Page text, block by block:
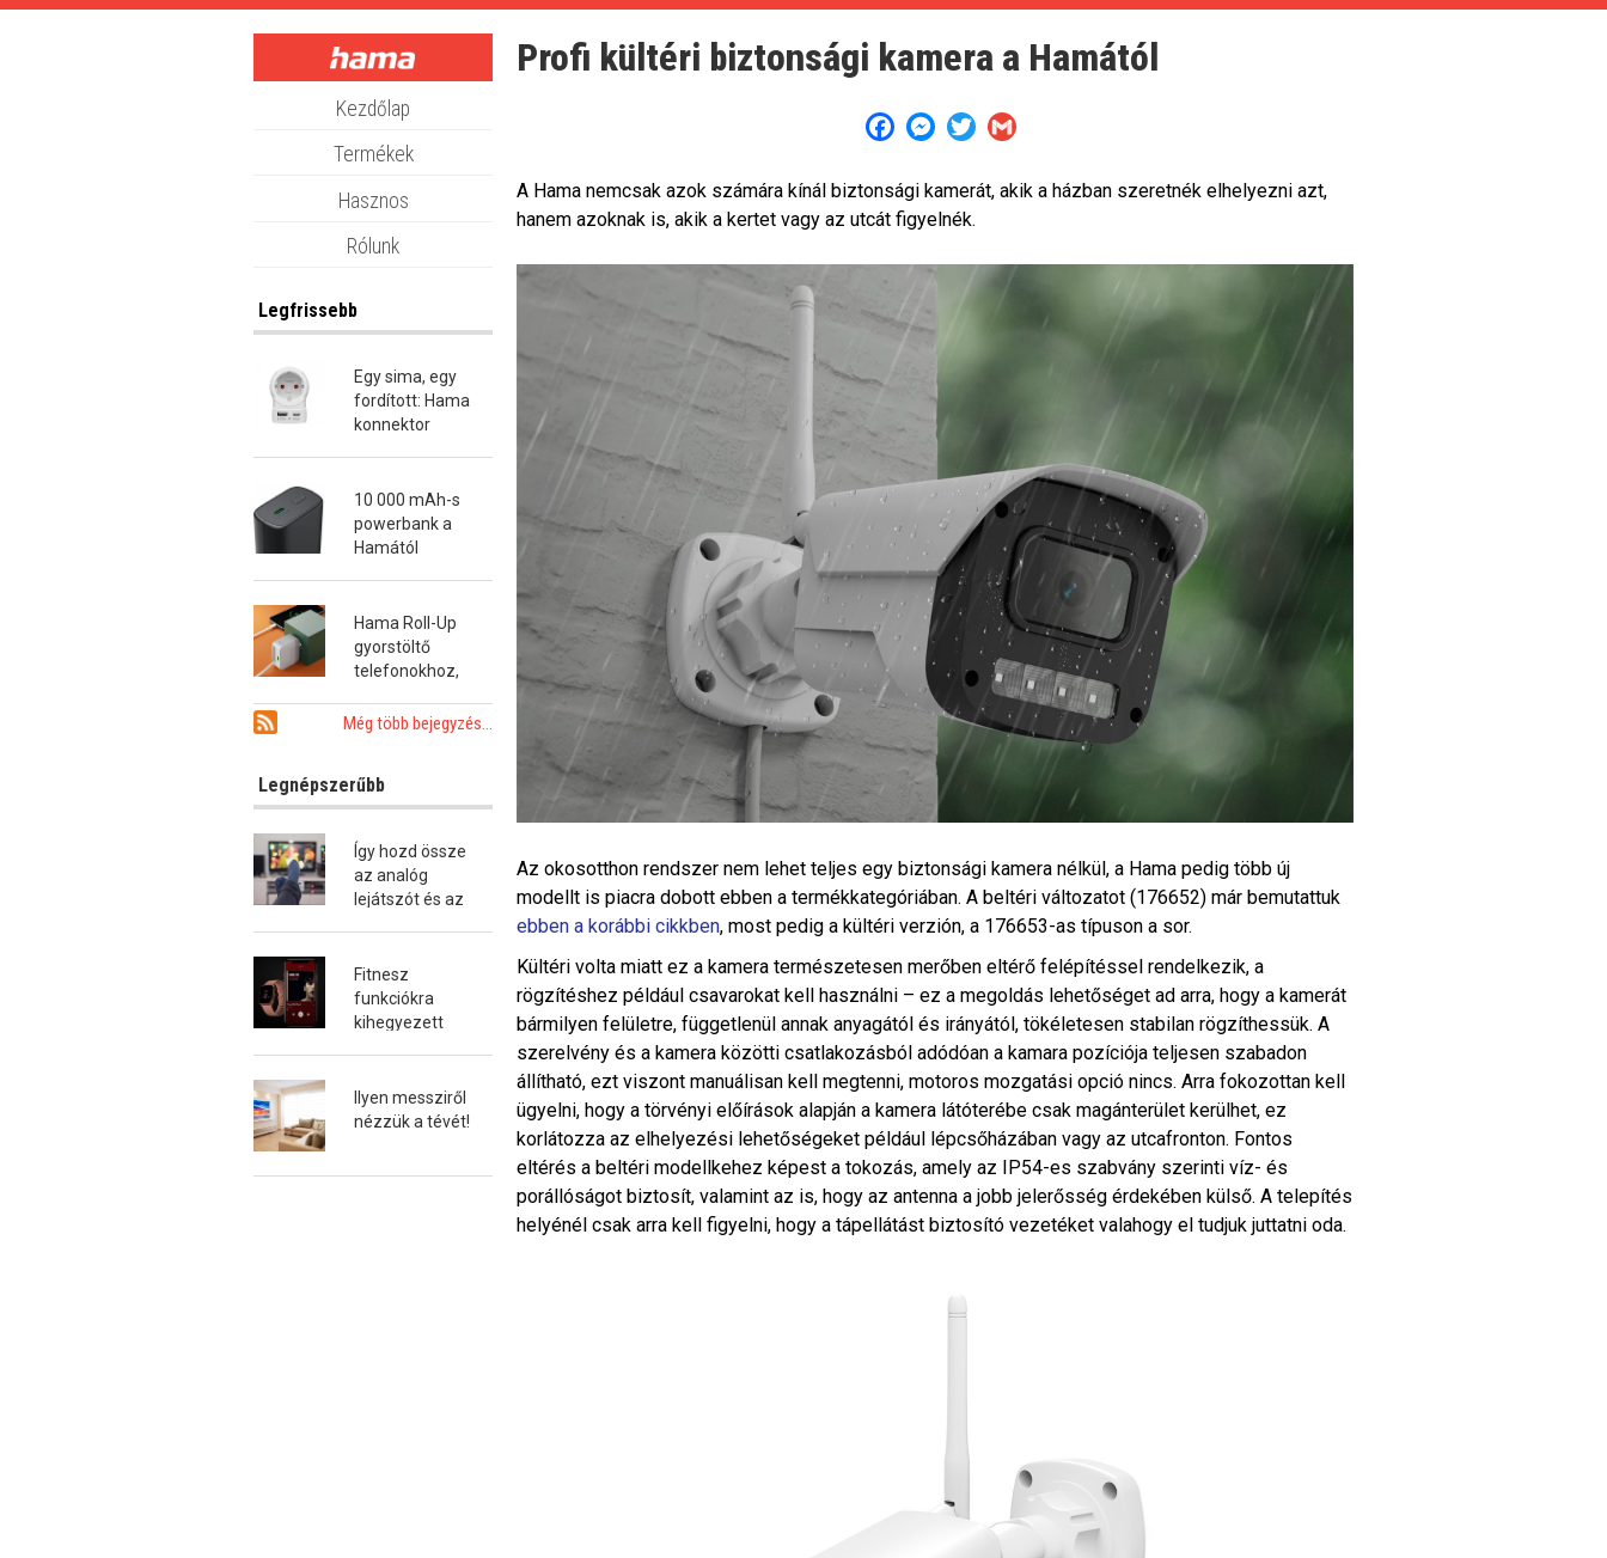
Skip
Kezdőlap
Termékek
Hasznos
Rólunk
Legfrissebb
Egy sima, egy
fordított: Hama
konnektor
10 000 mAh-s
powerbank a
Hamától
Hama Roll-Up
gyorstöltő
telefonokhoz,
notebookokhoz
Még több bejegyzés...
Legnépszerűbb
Így hozd össze
az analóg
lejátszót és az
Fitnesz
funkciókra
kihegyezett
Ilyen messziről
nézzük a tévét!
Profi kültéri biztonsági kamera a Hamától
FacebookMessenger
Twitter
A Hama nemcsak azok számára kínál biztonsági kamerát, akik a házban szeretnék elhelyezni azt,
hanem azoknak is, akik a kertet vagy az utcát figyelnék.
Az okosotthon rendszer nem lehet teljes egy biztonsági kamera nélkül, a Hama pedig több új
modellt is piacra dobott ebben a termékkategóriában. A beltéri változatot (176652) már bemutattuk
ebben a korábbi cikkben, most pedig a kültéri verzión, a 176653-as típuson a sor.
Kültéri volta miatt ez a kamera természetesen merőben eltérő felépítéssel rendelkezik, a
rögzítéshez például csavarokat kell használni – ez a megoldás lehetőséget ad arra, hogy a kamerát
bármilyen felületre, függetlenül annak anyagától és irányától, tökéletesen stabilan rögzíthessük. A
szerelvény és a kamera közötti csatlakozásból adódóan a kamara pozíciója teljesen szabadon
állítható, ezt viszont manuálisan kell megtenni, motoros mozgatási opció nincs. Arra fokozottan kell
ügyelni, hogy a törvényi előírások alapján a kamera látóterébe csak magánterület kerülhet, ez
korlátozza az elhelyezési lehetőségeket például lépcsőházában vagy az utcafronton. Fontos
eltérés a beltéri modellkehez képest a tokozás, amely az IP54-es szabvány szerinti víz- és
porállóságot biztosít, valamint az is, hogy az antenna a jobb jelerősség érdekében külső. A telepítés
helyénél csak arra kell figyelni, hogy a tápellátást biztosító vezetéket valahogy el tudjuk juttatni oda.